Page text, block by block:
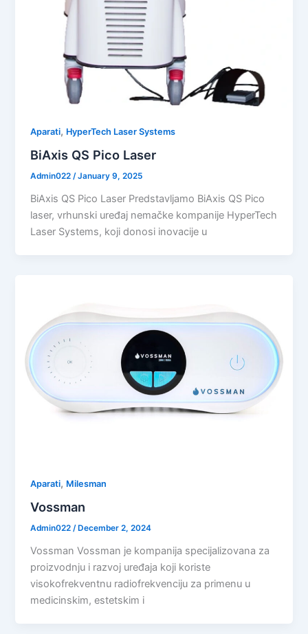
Aparati, HyperTech Laser Systems
BiAxis QS Pico Laser
Admin022/January 9, 2025
BiAxis QS Pico Laser Predstavljamo BiAxis QS Pico
laser, vrhunski uređaj nemačke kompanije HyperTech
Laser Systems, koji donosi inovacije u
Aparati, Milesman
Vossman
Admin022/ December 2, 2024
Vossman Vossman je kompanija specijalizovana za
proizvodnju i razvoj uređaja koji koriste
visokofrekventnu radiofrekvenciju za primenu u
medicinskim, estetskim i